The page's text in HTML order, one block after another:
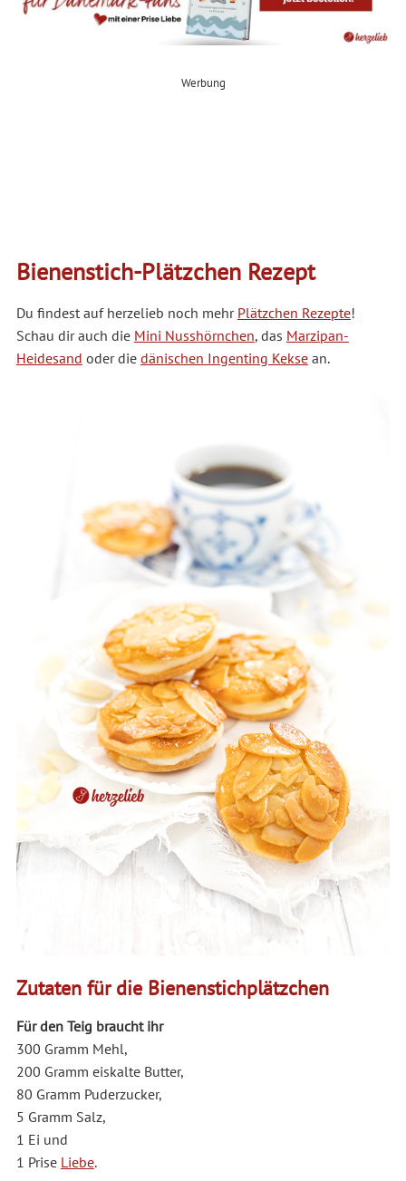
Werbung
Bienenstich-Plätzchen Rezept
Du findest auf herzelieb noch mehr Plätzchen Rezepte!
Schau dir auch die Mini Nusshörnchen, das Marzipan-
Heidesand oder die dänischen Ingenting Keksean.
Zutaten für die Bienenstichplätzchen
Für den Teig braucht ihr
300 Gramm Mehl,
200 Gramm eiskalte Butter,
80 Gramm Puderzucker,
5 Gramm Salz,
1 Ei und
1 Prise Liebe.